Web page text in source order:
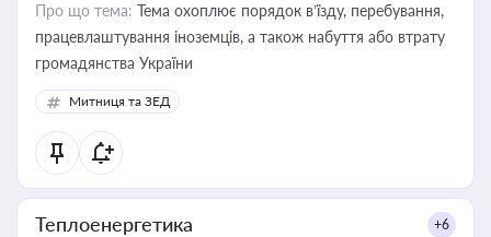
Про що тема: Тема охоплює порядок в’їзду, перебування,
працевлаштування іноземців, а також набуття або втрату
громадянства України
Митниця та ЗЕД
Теплоенергетика +6